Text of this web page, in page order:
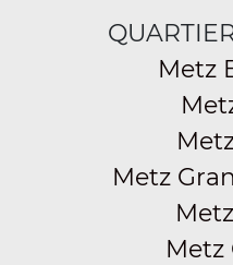
Metz
Metz
Metz